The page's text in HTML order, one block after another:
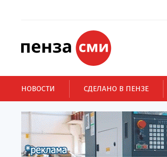
НОВОСТИ СДЕЛАНО В ПЕНЗЕ